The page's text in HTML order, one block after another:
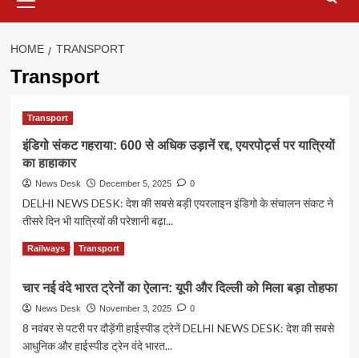
Menu
HOME TRANSPORT
Transport
Transport
इंडिगो संकट गहराया: 600 से अधिक उड़ानें रद्द, एयरपोर्ट्स पर यात्रियों
का हाहाकार
News Desk December 5, 2025 0
DELHI NEWS DESK: देश की सबसे बड़ी एयरलाइन इंडिगो के संचालन संकट ने
तीसरे दिन भी यात्रियों की परेशानी बढ़ा...
Read MoreRead
more
इंडिगो
संकट
गहराया:
600
से
Railways Transport
चार नई वंदे भारत ट्रेनों का ऐलान: यूपी और दिल्ली को मिला बड़ा तोहफा
News Desk November 3, 2025 0
8 नवंबर से पटरी पर दौड़ेंगी हाईस्पीड ट्रेनें DELHI NEWS DESK: देश की सबसे
आधुनिक और हाईस्पीड ट्रेन वंदे भारत...